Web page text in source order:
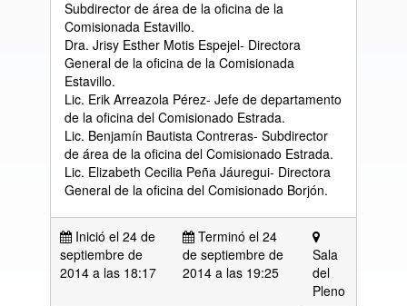
Subdirector de área de la oficina de la
Comisionada Estavillo.
Dra. Jrisy Esther Motis Espejel- Directora
General de la oficina de la Comisionada
Estavillo.
Lic. Erik Arreazola Pérez- Jefe de departamento
de la oficina del Comisionado Estrada.
Lic. Benjamín Bautista Contreras- Subdirector
de área de la oficina del Comisionado Estrada.
Lic. Elizabeth Cecilia Peña Jáuregui- Directora
General de la oficina del Comisionado Borjón.
Inició el 24 de
septiembre de
2014 a las 18:17
Terminó el 24
de septiembre de
2014 a las 19:25
Sala
del
Pleno